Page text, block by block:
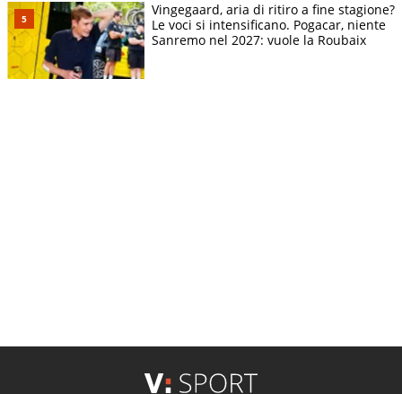
Vingegaard, aria di ritiro a fine stagione?
Le voci si intensificano. Pogacar, niente
Sanremo nel 2027: vuole la Roubaix